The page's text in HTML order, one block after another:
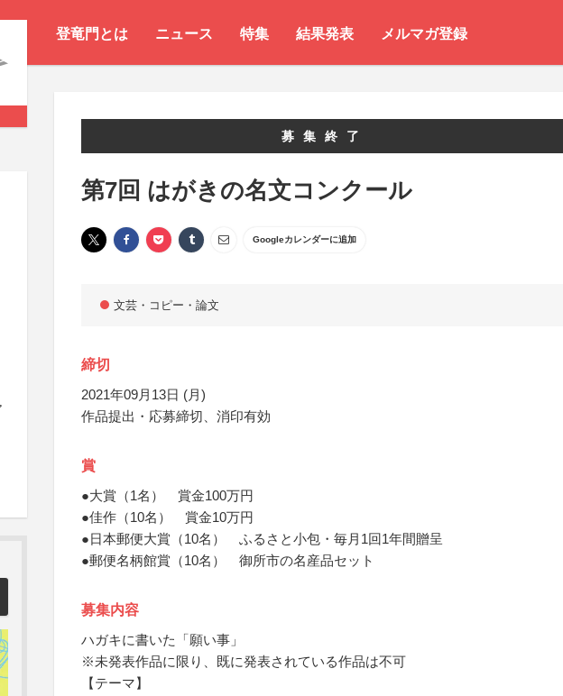
登竜門とは ニュース 特集 結果発表 メルマガ登録
募集終了
第7回 はがきの名文コンクール
Googleカレンダーに追加
文芸・コピー・論文
締切
2021年09月13日 (月)
作品提出・応募締切、消印有効
賞
●大賞（1名） 賞金100万円
●佳作（10名） 賞金10万円
●日本郵便大賞（10名） ふるさと小包・毎月1回1年間贈呈
●郵便名柄館賞（10名） 御所市の名産品セット
募集内容
ハガキに書いた「願い事」
※未発表作品に限り、既に発表されている作品は不可
【テーマ】